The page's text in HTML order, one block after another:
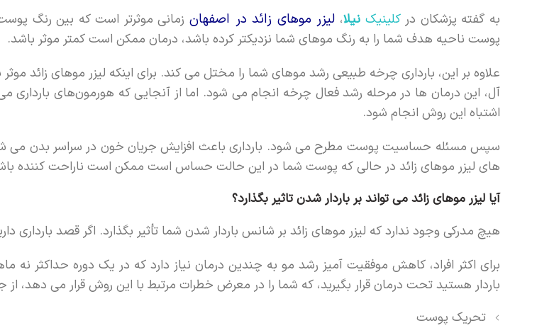
به گفته پزشکان درکلینیک نیلا، لیزر موهای زائد در اصفهانزمانی موثرتر است که بین رنگ
پوست ناحیه هدف شما را به رنگ موهای شما نزدیکتر کرده باشد، درمان ممکن است کمتر موثر باشد.
علاوه بر این، بارداری چرخه طبیعی رشد موهای شما را مختل می کند. برای اینکه لیزر موهای زائد
آل، این درمان ها در مرحله رشد فعال چرخه انجام می شود. اما از آنجایی که هورمون‌های
اشتباه این روش انجام شود.
سپس مسئله حساسیت پوست مطرح می شود. بارداری باعث افزایش جریان خون در سراسر بدن می
های لیزر موهای زائد در حالی که پوست شما در این حالت حساس است ممکن است ناراحت کننده
آیا لیزر موهای زائد می تواند بر باردار شدن تاثیر بگذارد؟
هیچ مدرکی وجود ندارد که لیزر موهای زائد بر شانس باردار شدن شما تأثیر بگذارد. اگر قصد بارداری
برای اکثر افراد، کاهش موفقیت آمیز رشد مو به چندین درمان نیاز دارد که در یک دوره حداکثر
باردار هستید تحت درمان قرار بگیرید، که شما را در معرض خطرات مرتبط با این روش قرار می دهد، از
تحریک پوست